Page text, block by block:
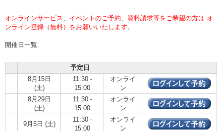
オンラインサービス、イベントのご予約、資料請求等をご希望の方は オ
ンライン登録（無料）をお願いいたします。
開催日一覧:
予定日
8月15日
(土)
11:30 -
15:00
オンライ
ン
8月29日
(土)
11:30 -
15:00
オンライ
ン
9月5日 (土)
11:30 -
15:00
オンライ
ン